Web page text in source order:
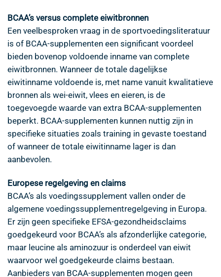
BCAA’s versus complete eiwitbronnen
Een veelbesproken vraag in de sportvoedingsliteratuur
is of BCAA-supplementen een significant voordeel
bieden bovenop voldoende inname van complete
eiwitbronnen. Wanneer de totale dagelijkse
eiwitinname voldoende is, met name vanuit kwalitatieve
bronnen als wei-eiwit, vlees en eieren, is de
toegevoegde waarde van extra BCAA-supplementen
beperkt. BCAA-supplementen kunnen nuttig zijn in
specifieke situaties zoals training in gevaste toestand
of wanneer de totale eiwitinname lager is dan
aanbevolen.
Europese regelgeving en claims
BCAA’s als voedingssupplement vallen onder de
algemene voedingssupplementregelgeving in Europa.
Er zijn geen specifieke EFSA-gezondheidsclaims
goedgekeurd voor BCAA’s als afzonderlijke categorie,
maar leucine als aminozuur is onderdeel van eiwit
waarvoor wel goedgekeurde claims bestaan.
Aanbieders van BCAA-supplementen mogen geen